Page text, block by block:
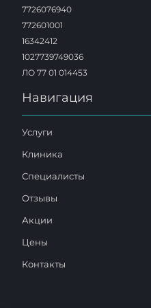
7726076940
772601001
16342412
1027739749036
ЛО 77 01 014453
Навигация
Услуги
Клиника
Специалисты
Отзывы
Акции
Цены
Контакты